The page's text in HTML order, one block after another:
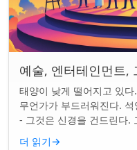
예술, 엔터테인먼트,
태양이 낮게 떨어지고 있
무언가가 부드러워진다.
- 그것은 신경을 건드린다.
면, 그리고 우리가 말하는 ...
더 읽기→